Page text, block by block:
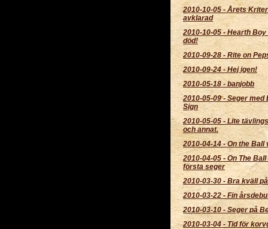
2010-10-05-Årets
avklarad
2010-10-05 -Hearth Boy
död!
2010-09-28 - Rite on
2010-09-24 - Hej igen!
2010-05-18- banjobb
2010-05-09-Seger med
Sign
2010-05-05 -Lite
och annat.
2010-04-14-On the Ball
2010-04-05 -On The
första seger
2010-03-30 -Bra kväll
2010-03-22- Fin
2010-03-10 - Seger på
2010-03-04 - Tid för